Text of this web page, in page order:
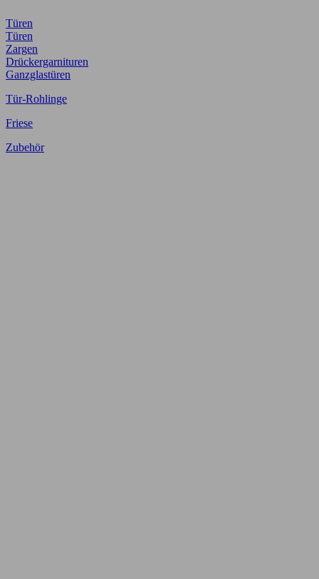
Türen
Türen
Zargen
Drückergarnituren
Ganzglastüren
Tür-Rohlinge
Friese
Zubehör